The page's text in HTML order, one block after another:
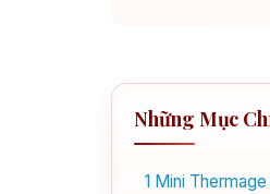
Những Mục
1 Mini